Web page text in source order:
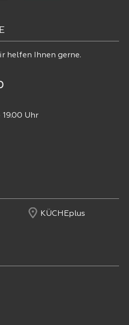
helfen Ihnen gerne.
Uhr
KÜCHEplus